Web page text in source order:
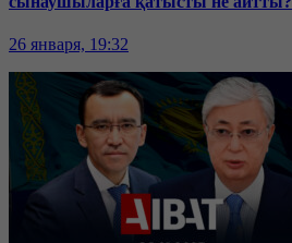
26 января, 19:32